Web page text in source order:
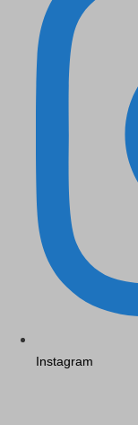
Instagram